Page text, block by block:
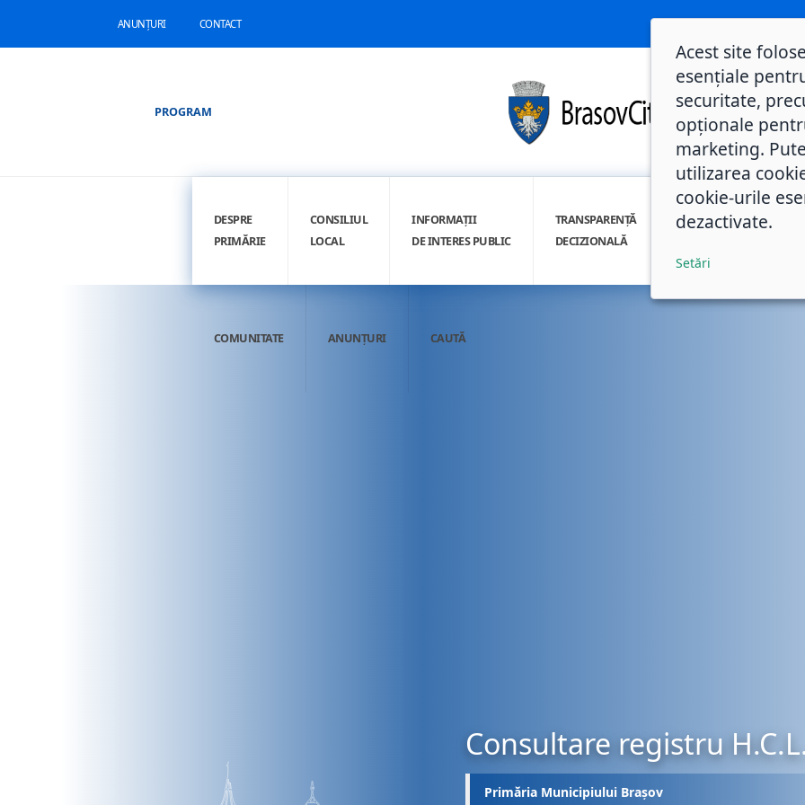
ANUNȚURI CONTACT
PROGRAM
DESPRE
PRIMĂRIE
CONSILIUL
LOCAL
INFORMAȚII
DE INTERES PUBLIC
TRANSPARENȚĂ
DECIZIONALĂ
INTEGRITATE
COMUNITATE ANUNȚURI CAUTĂ
Consultare registru
Primăria Municipiului Brașov
Acest site
esențiale
securitate,
opționale
marketing.
utilizarea
cookie-urile
dezactivate.
Setări